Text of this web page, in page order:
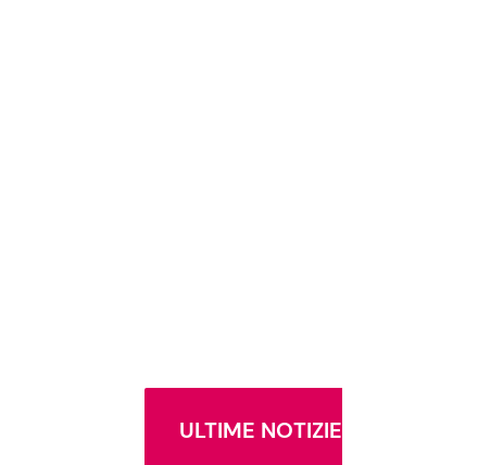
ULTIME NOTIZIE